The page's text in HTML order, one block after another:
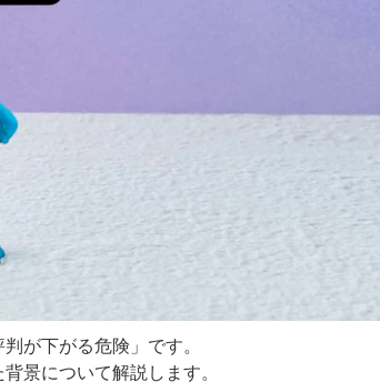
が下がる危険」です。
景について解説します。